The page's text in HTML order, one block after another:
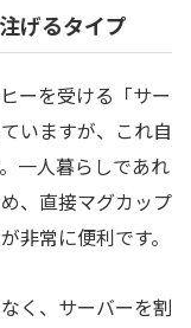
げるタイプ
ーを受ける「サー
いますが、これ自
一人暮らしであれ
、直接マグカップ
非常に便利です。
く、サーバーを割